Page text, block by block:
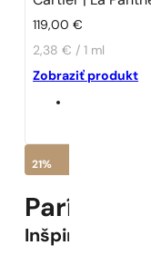
119,00€
2,38 € / 1 ml
Zobraziť produkt
21%
Parížske
Inšpirované